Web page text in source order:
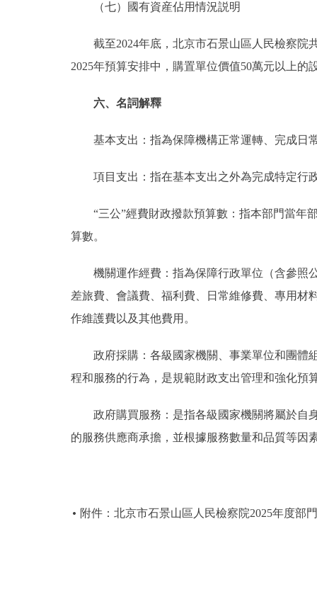
（七）國有資産佔用情況説明
截至2024年底，北京市石景山區人民檢察院共
2025年預算安排中，購置單位價值50萬元以上的
六、名詞解釋
基本支出：指為保障機構正常運轉、完成日
項目支出：指在基本支出之外為完成特定行
“三公”經費財政撥款預算數：指本部門當年部
算數。
機關運作經費：指為保障行政單位（含參照公
差旅費、會議費、福利費、日常維修費、專用材
作維護費以及其他費用。
政府採購：各級國家機關、事業單位和團體組
程和服務的行為，是規範財政支出管理和強化預
政府購買服務：是指各級國家機關將屬於自身
的服務供應商承擔，並根據服務數量和品質等因
附件：北京市石景山區人民檢察院2025年度部